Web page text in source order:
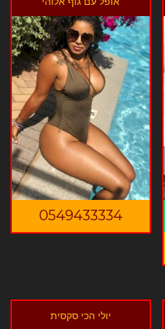
0549433334
יולי הכי סקסית